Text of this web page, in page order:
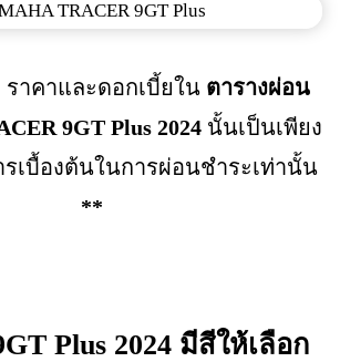
ราคาและดอกเบี้ยใน ตารางผ่อน
9GT Plus 2024นั้นเป็นเพียง
เบื้องต้นในการผ่อนชำระเท่านั้น
**
Plus 2024 มีสีให้เลือก